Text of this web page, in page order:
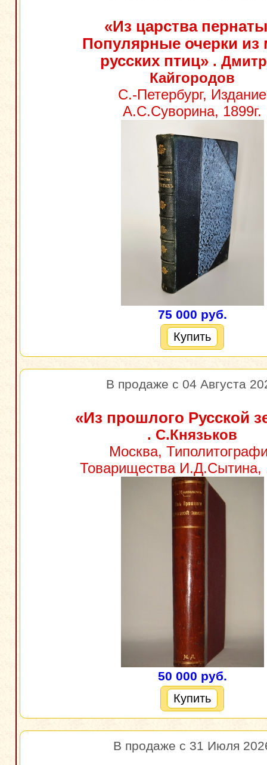
«Из царства
Популярные очерки из
русских птиц».
Кайгородов
С.-Петербург, Издание
А.С.Суворина, 1899г.
75 000 руб.
Купить
В продаже с 04 Августа
«Из прошлого Русской
. С.Князьков
Москва,
Товарищества И.Д.Сытина,
50 000 руб.
Купить
В продаже с 31 Июля